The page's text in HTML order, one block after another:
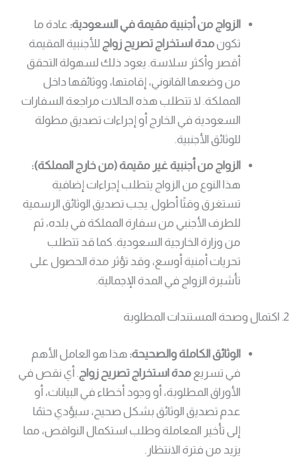
الزواج من أجنبية مقيمة في السعودية: عادة ما
تكونمدة استخراج تصريح زواج للأجنبية المقيمة
أقصر وأكثر سلاسة. يعود ذلك لسهولة التحقق
من وضعها القانوني، إقامتها، ووثائقها داخل
المملكة. لا تتطلب هذه الحالات مراجعة السفارات
السعودية في الخارج أو إجراءات تصديق مطولة
للوثائق الأجنبية.
الزواج من أجنبية غير مقيمة (من خارج المملكة):
هذا النوع من الزواج يتطلب إجراءات إضافية
تستغرق وقتًا أطول. يجب تصديق الوثائق الرسمية
للطرف الأجنبي من سفارة المملكة في بلده، ثم
من وزارة الخارجية السعودية. كما قد تتطلب
تحريات أمنية أوسع، وقد تؤثر مدة الحصول على
تأشيرة الزواج في المدة الإجمالية.
2. اكتمال وصحة المستندات المطلوبة
الوثائق الكاملة والصحيحة: هذا هو العامل الأهم
في تسريعمدة استخراج تصريح زواج . أي نقص في
الأوراق المطلوبة، أو وجود أخطاء في البيانات، أو
عدم تصديق الوثائق بشكل صحيح، سيؤدي حتمًا
إلى تأخير المعاملة وطلب استكمال النواقص، مما
يزيد من فترة الانتظار.